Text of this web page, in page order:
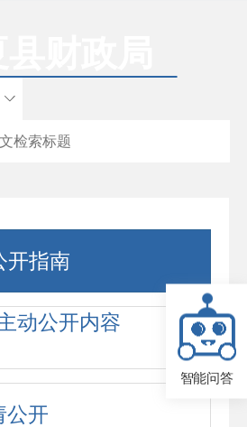
开指南
动公开内容
公开
智能问答